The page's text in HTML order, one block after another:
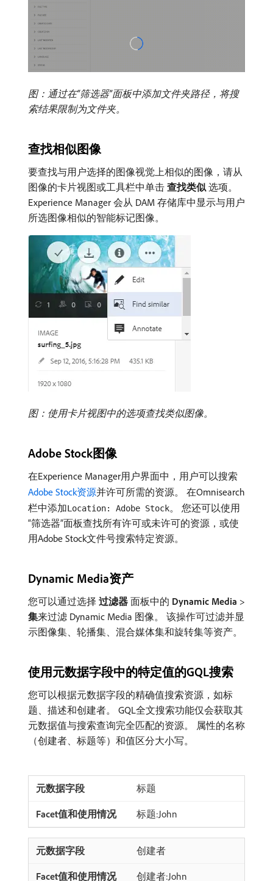
图：通过在“筛选器”面板中添加文件夹路径，将搜
索结果限制为文件夹。
查找相似图像
要查找与用户选择的图像视觉上相似的图像，请从
图像的卡片视图或工具栏中单击​ 查找类似 ​选项。
Experience Manager 会从 DAM 存储库中显示与用户
所选图像相似的智能标记图像。
图：使用卡片视图中的选项查找类似图像。
Adobe Stock图像
在Experience Manager用户界面中，用户可以搜索
Adobe Stock资源并许可所需的资源。 在Omnisearch
栏中添加Location: Adobe Stock。 您还可以使用
“筛选器”面板查找所有许可或未许可的资源，或使
用Adobe Stock文件号搜索特定资源。
Dynamic Media资产
您可以通过选择​ 过滤器 ​面板中的 Dynamic Media >
集​来过滤 Dynamic Media 图像。 该操作可过滤并显
示图像集、轮播集、混合媒体集和旋转集等资产。
使用元数据字段中的特定值的GQL搜索
您可以根据元数据字段的精确值搜索资源，如标
题、描述和创建者。 GQL全文搜索功能仅会获取其
元数据值与搜索查询完全匹配的资源。 属性的名称
（创建者、标题等）和值区分大小写。
标题
标题:John
创建者
创建者:John